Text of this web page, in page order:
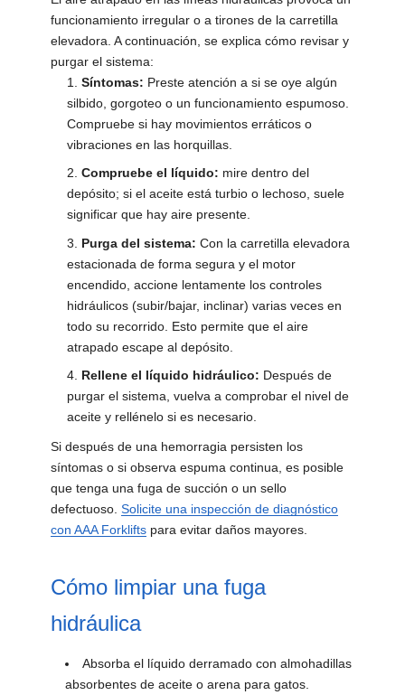
funcionamiento irregular o a tirones de la carretilla
elevadora. A continuación, se explica cómo revisar y
purgar el sistema:
Síntomas: Preste atención a si se oye algún
silbido, gorgoteo o un funcionamiento espumoso.
Compruebe si hay movimientos erráticos o
vibraciones en las horquillas.
Compruebe el líquido: mire dentro del
depósito; si el aceite está turbio o lechoso, suele
significar que hay aire presente.
Purga del sistema: Con la carretilla elevadora
estacionada de forma segura y el motor
encendido, accione lentamente los controles
hidráulicos (subir/bajar, inclinar) varias veces en
todo su recorrido. Esto permite que el aire
atrapado escape al depósito.
Rellene el líquido hidráulico: Después de
purgar el sistema, vuelva a comprobar el nivel de
aceite y rellénelo si es necesario.
Si después de una hemorragia persisten los
síntomas o si observa espuma continua, es posible
que tenga una fuga de succión o un sello
defectuoso. Solicite una inspección de diagnóstico
con AAA Forklifts para evitar daños mayores.
Cómo limpiar una fuga
hidráulica
Absorba el líquido derramado con almohadillas
absorbentes de aceite o arena para gatos.